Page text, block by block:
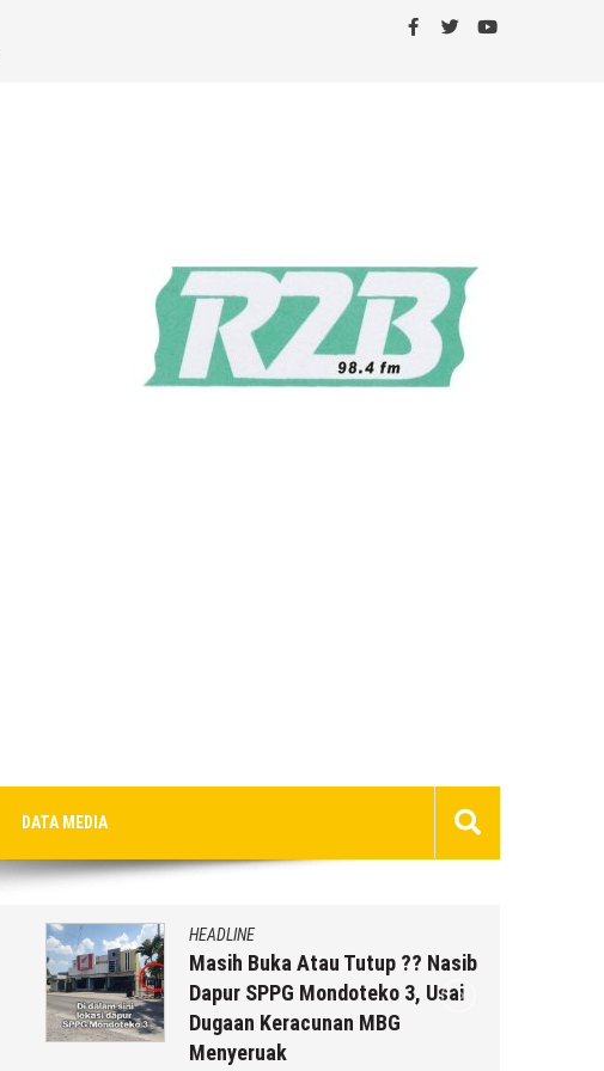
DATA MEDIA
HEADLINE
Masih Buka Atau Tutup ?? Nasib
Dapur SPPG Mondoteko 3, Usai
Dugaan Keracunan MBG
Menyeruak